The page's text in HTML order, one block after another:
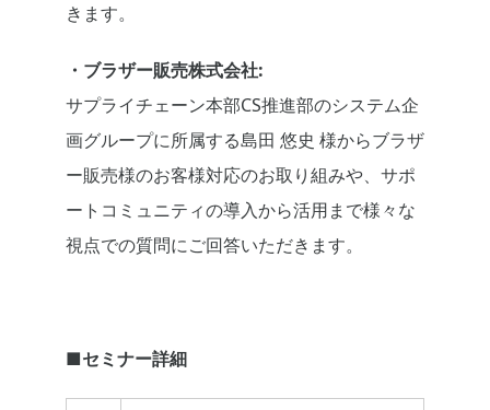
きます。
・ブラザー販売株式会社:
サプライチェーン本部CS推進部のシステム企
画グループに所属する島田 悠史 様からブラザ
ー販売様のお客様対応のお取り組みや、サポ
ートコミュニティの導入から活用まで様々な
視点での質問にご回答いただきます。
■セミナー詳細